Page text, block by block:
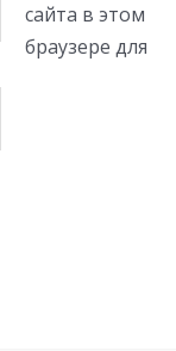
сайта в этом
браузере для